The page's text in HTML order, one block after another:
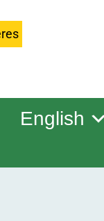
English